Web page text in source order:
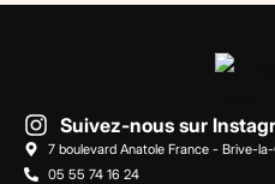
Suivez-nous sur
7 boulevard Anatole France - Brive-la-
05 55 74 16 24